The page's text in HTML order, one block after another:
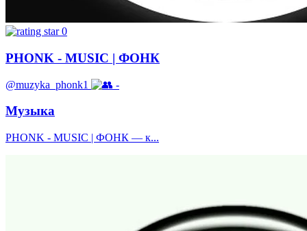
0
PHONK - MUSIC | ФОНК
@muzyka_phonk1 -
Музыка
PHONK - MUSIC | ФОНК — к...